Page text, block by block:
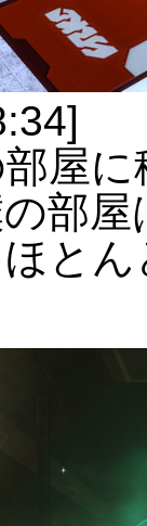
屋に
部
とん